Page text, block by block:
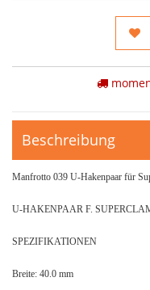
Beschreibung
Manfrotto 039 U-Hakenpaar für
U-HAKENPAAR F.
SPEZIFIKATIONEN
Breite: 40.0 mm